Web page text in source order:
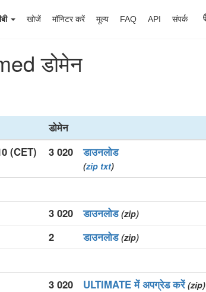
खोजें मॉनिटर करें मूल्य FAQ API संपर्क
डोमेन
डोमेन
(CET) 3 020 डाउनलोड
(zip txt)
3 020 डाउनलोड (zip)
2 डाउनलोड (zip)
3 020 ULTIMATE में अपग्रेड करें (zip)